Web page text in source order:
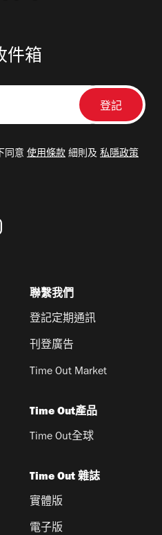
件箱
同意 使用條款 細則及 私隱政策
聯繫我們
登記定期通訊
刊登廣告
Time Out Market
Time Out產品
Time Out全球
Time Out 雜誌
實體版
電子版